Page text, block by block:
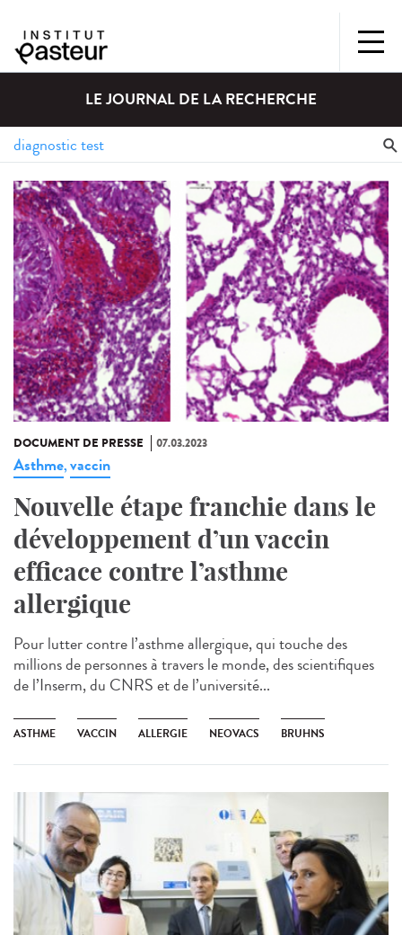
LE JOURNAL DE LA RECHERCHE
DOCUMENT DE PRESSE 07.03.2023
Asthme,vaccin
Nouvelle étape franchie dans le
développement d’un vaccin
efficace contre l’asthme
allergique
Pour lutter contre l’asthme allergique, qui touche des
millions de personnes à travers le monde, des scientifiques
de l’Inserm, du CNRS et de l’université...
ASTHME VACCIN ALLERGIE NEOVACS BRUHNS